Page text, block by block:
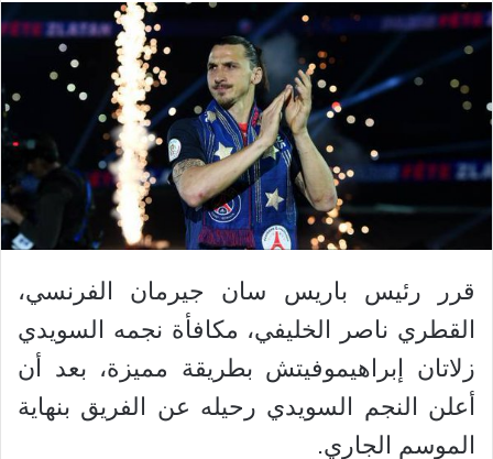
قرر رئيس باريس سان جيرمان الفرنسي،
القطري ناصر الخليفي، مكافأة نجمه السويدي
زلاتان إبراهيموفيتش بطريقة مميزة، بعد أن
أعلن النجم السويدي رحيله عن الفريق بنهاية
الموسم الجاري.